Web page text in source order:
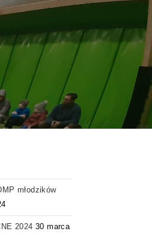
młodzików
2024 30 marca